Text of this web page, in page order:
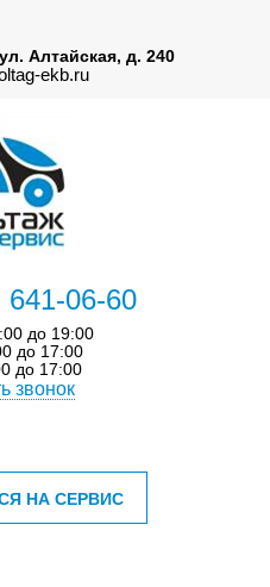
Алтайская, д. 240
ekb.ru
641-06-60
до 19:00
до 17:00
до 17:00
звонок
НА СЕРВИС